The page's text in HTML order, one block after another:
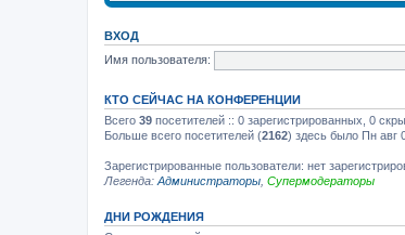
ВХОД
Имя пользователя:
КТО СЕЙЧАС НА КОНФЕРЕНЦИИ
Всего 39 посетителей :: 0 зарегистрированных, 0
Больше всего посетителей (2162) здесь было Пн авг
Зарегистрированные пользователи: нет
Легенда: Администраторы Супермодераторы
ДНИ РОЖДЕНИЯ